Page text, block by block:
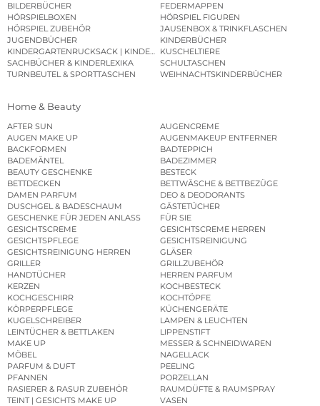
BILDERBÜCHER
FEDERMAPPEN
HÖRSPIELBOXEN
HÖRSPIEL FIGUREN
HÖRSPIEL ZUBEHÖR
JAUSENBOX & TRINKFLASCHEN
JUGENDBÜCHER
KINDERBÜCHER
KINDERGARTENRUCKSACK | KINDERGARTENBEUTEL
KUSCHELTIERE
SACHBÜCHER & KINDERLEXIKA
SCHULTASCHEN
TURNBEUTEL & SPORTTASCHEN
WEIHNACHTSKINDERBÜCHER
Home & Beauty
AFTER SUN
AUGENCREME
AUGEN MAKE UP
AUGENMAKEUP ENTFERNER
BACKFORMEN
BADTEPPICH
BADEMÄNTEL
BADEZIMMER
BEAUTY GESCHENKE
BESTECK
BETTDECKEN
BETTWÄSCHE & BETTBEZÜGE
DAMEN PARFUM
DEO & DEODORANTS
DUSCHGEL & BADESCHAUM
GÄSTETÜCHER
GESCHENKE FÜR JEDEN ANLASS
FÜR SIE
GESICHTSCREME
GESICHTSCREME HERREN
GESICHTSPFLEGE
GESICHTSREINIGUNG
GESICHTSREINIGUNG HERREN
GLÄSER
GRILLER
GRILLZUBEHÖR
HANDTÜCHER
HERREN PARFUM
KERZEN
KOCHBESTECK
KOCHGESCHIRR
KOCHTÖPFE
KÖRPERPFLEGE
KÜCHENGERÄTE
KUGELSCHREIBER
LAMPEN & LEUCHTEN
LEINTÜCHER & BETTLAKEN
LIPPENSTIFT
MAKE UP
MESSER & SCHNEIDWAREN
MÖBEL
NAGELLACK
PARFUM & DUFT
PEELING
PFANNEN
PORZELLAN
RASIERER & RASUR ZUBEHÖR
RAUMDÜFTE & RAUMSPRAY
TEINT | GESICHTS MAKE UP
VASEN